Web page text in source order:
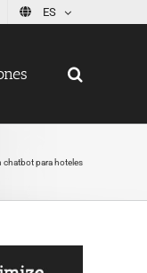
ES
chatbot para hoteles